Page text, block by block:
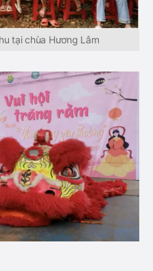
tại chùa Hương Lâm